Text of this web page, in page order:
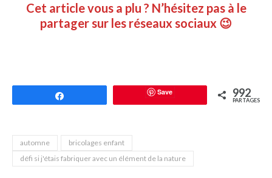
Cet article vous a plu ? N’hésitez pas à le
partager sur les réseaux sociaux 😉
Save 992
PARTAGES
automne
bricolages enfant
défi si j'étais fabriquer avec un élément de la nature